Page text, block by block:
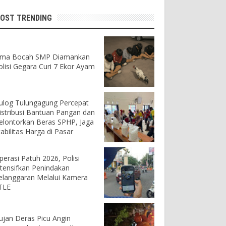
TRENDING
Bocah SMP Diamankan
Gegara Curi 7 Ekor Ayam
Tulungagung Percepat
Bantuan Pangan dan
Beras SPHP, Jaga
Harga di Pasar
Patuh 2026, Polisi
Penindakan
Melalui Kamera
Deras Picu Angin